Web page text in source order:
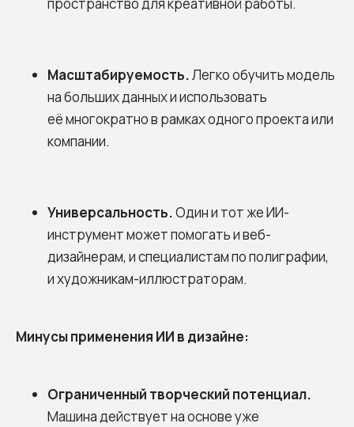
пространство для креативной работы.
Масштабируемость.Легко обучить модель
на больших данных и использовать
её многократно в рамках одного проекта или
компании.
Универсальность.Один и тот же ИИ-
инструмент может помогать и веб-
дизайнерам, и специалистам по полиграфии,
и художникам-иллюстраторам.
Минусы применения ИИ в дизайне:
Ограниченный творческий потенциал.
Машина действует на основе уже